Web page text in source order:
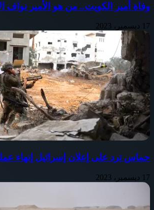
وفاة أمير الكويت.. من هو الأمير نواف
17 ديسمبر، 2023
حماس ترد على إعلان إسرائيل إنهاء
17 ديسمبر، 2023